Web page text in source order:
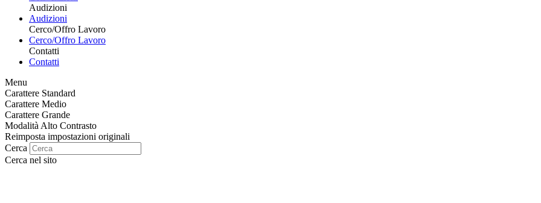
Audizioni
Audizioni
Cerco/Offro Lavoro
Cerco/Offro Lavoro
Contatti
Contatti
Menu
Carattere Standard
Carattere Medio
Carattere Grande
Modalità Alto Contrasto
Reimposta impostazioni originali
Cerca
Cerca nel sito